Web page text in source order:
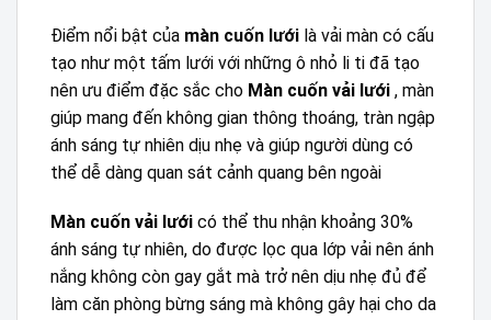
Điểm nổi bật của màn cuốn lưới là vải màn có cấu
tạo như một tấm lưới với những ô nhỏ li ti đã tạo
nên ưu điểm đặc sắc cho Màn cuốn vải lưới , màn
giúp mang đến không gian thông thoáng, tràn ngập
ánh sáng tự nhiên dịu nhẹ và giúp người dùng có
thể dễ dàng quan sát cảnh quang bên ngoài
Màn cuốn vải lưới có thể thu nhận khoảng 30%
ánh sáng tự nhiên, do được lọc qua lớp vải nên ánh
nắng không còn gay gắt mà trở nên dịu nhẹ đủ để
làm căn phòng bừng sáng mà không gây hại cho da